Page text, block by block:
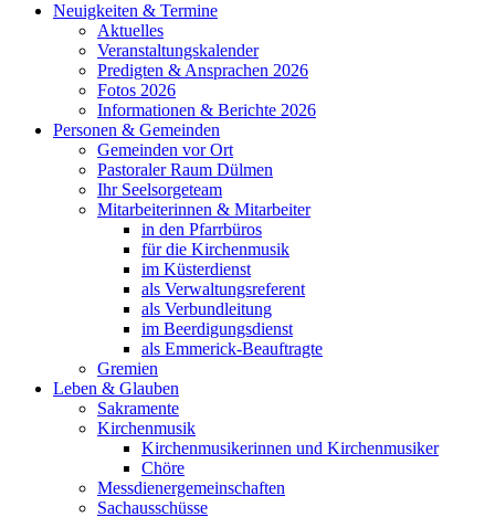
Neuigkeiten & Termine
Aktuelles
Veranstaltungskalender
Predigten & Ansprachen 2026
Fotos 2026
Informationen & Berichte 2026
Personen & Gemeinden
Gemeinden vor Ort
Pastoraler Raum Dülmen
Ihr Seelsorgeteam
Mitarbeiterinnen & Mitarbeiter
in den Pfarrbüros
für die Kirchenmusik
im Küsterdienst
als Verwaltungsreferent
als Verbundleitung
im Beerdigungsdienst
als Emmerick-Beauftragte
Gremien
Leben & Glauben
Sakramente
Kirchenmusik
Kirchenmusikerinnen und Kirchenmusiker
Chöre
Messdienergemeinschaften
Sachausschüsse